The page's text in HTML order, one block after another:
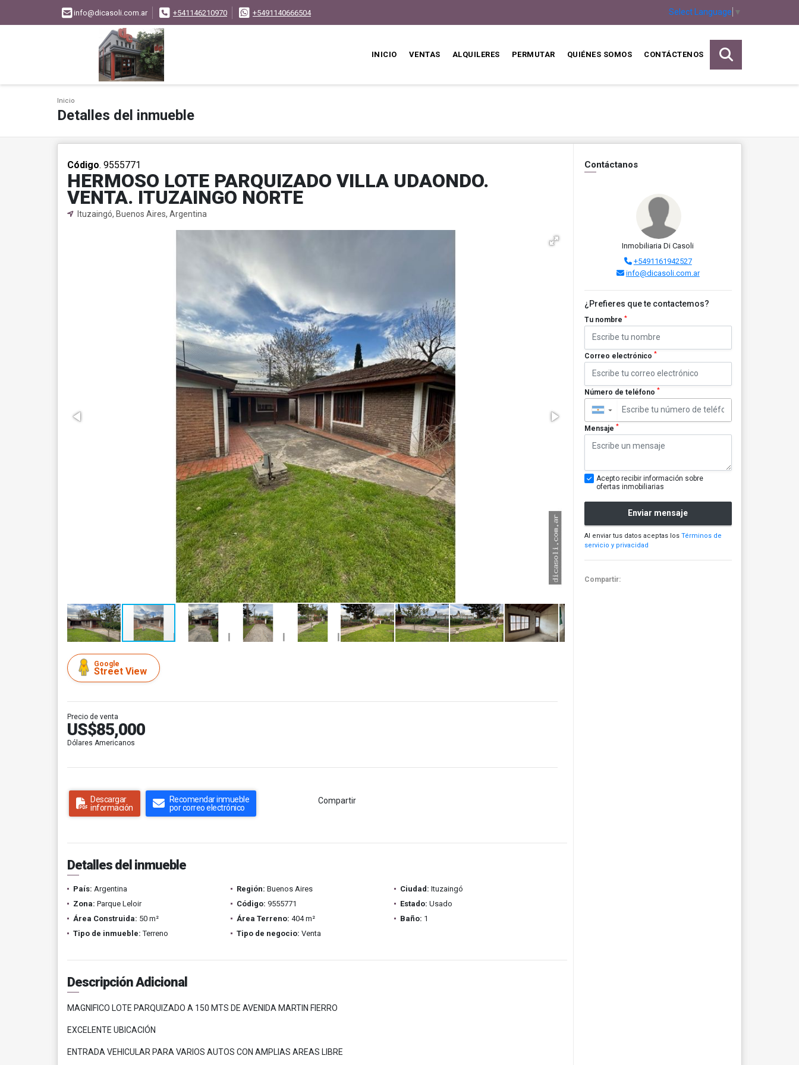
info@dicasoli.com.ar +541146210970 +5491140666504 Select Language ▼
INICIO VENTAS ALQUILERES PERMUTAR QUIÉNES SOMOS CONTÁCTENOS
Inicio
Detalles del inmueble
Código. 9555771
HERMOSO LOTE PARQUIZADO VILLA UDAONDO.
VENTA. ITUZAINGO NORTE
Ituzaingó, Buenos Aires, Argentina
Google
Street View
Precio de venta
US$85,000
Dólares Americanos
Descargar
información
Recomendar inmueble
por correo electrónico
Compartir
Detalles del inmueble
País: Argentina Región: Buenos Aires Ciudad: Ituzaingó
Zona: Parque Leloir Código: 9555771 Estado: Usado
Área Construida: 50 m² Área Terreno: 404 m² Baño: 1
Tipo de inmueble: Terreno Tipo de negocio: Venta
Descripción Adicional
MAGNIFICO LOTE PARQUIZADO A 150 MTS DE AVENIDA MARTIN FIERRO
EXCELENTE UBICACIÓN
ENTRADA VEHICULAR PARA VARIOS AUTOS CON AMPLIAS AREAS LIBRE
Contáctanos
Inmobiliaria Di Casoli
+5491161942527
info@dicasoli.com.ar
¿Prefieres que te contactemos?
Tu nombre *
Correo electrónico *
Número de teléfono *
▼
Mensaje *
Acepto recibir información sobre
ofertas inmobiliarias
Enviar mensaje
Al enviar tus datos aceptas los Términos de
servicio y privacidad
Compartir: